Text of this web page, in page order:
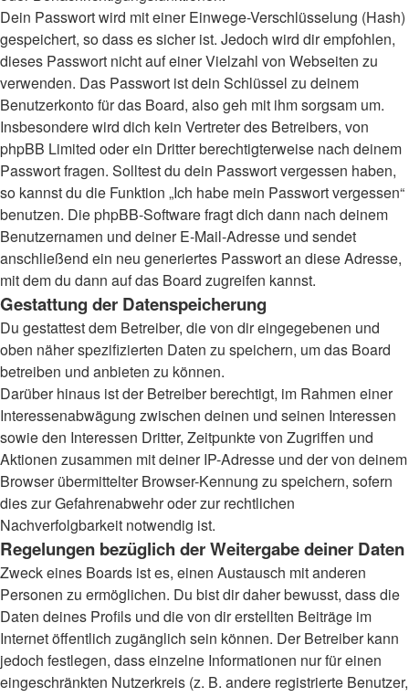
Dein Passwort wird mit einer Einwege-Verschlüsselung (Hash)
gespeichert, so dass es sicher ist. Jedoch wird dir empfohlen,
dieses Passwort nicht auf einer Vielzahl von Webseiten zu
verwenden. Das Passwort ist dein Schlüssel zu deinem
Benutzerkonto für das Board, also geh mit ihm sorgsam um.
Insbesondere wird dich kein Vertreter des Betreibers, von
phpBB Limited oder ein Dritter berechtigterweise nach deinem
Passwort fragen. Solltest du dein Passwort vergessen haben,
so kannst du die Funktion „Ich habe mein Passwort vergessen“
benutzen. Die phpBB-Software fragt dich dann nach deinem
Benutzernamen und deiner E-Mail-Adresse und sendet
anschließend ein neu generiertes Passwort an diese Adresse,
mit dem du dann auf das Board zugreifen kannst.
Gestattung der Datenspeicherung
Du gestattest dem Betreiber, die von dir eingegebenen und
oben näher spezifizierten Daten zu speichern, um das Board
betreiben und anbieten zu können.
Darüber hinaus ist der Betreiber berechtigt, im Rahmen einer
Interessenabwägung zwischen deinen und seinen Interessen
sowie den Interessen Dritter, Zeitpunkte von Zugriffen und
Aktionen zusammen mit deiner IP-Adresse und der von deinem
Browser übermittelter Browser-Kennung zu speichern, sofern
dies zur Gefahrenabwehr oder zur rechtlichen
Nachverfolgbarkeit notwendig ist.
Regelungen bezüglich der Weitergabe deiner Daten
Zweck eines Boards ist es, einen Austausch mit anderen
Personen zu ermöglichen. Du bist dir daher bewusst, dass die
Daten deines Profils und die von dir erstellten Beiträge im
Internet öffentlich zugänglich sein können. Der Betreiber kann
jedoch festlegen, dass einzelne Informationen nur für einen
eingeschränkten Nutzerkreis (z. B. andere registrierte Benutzer,